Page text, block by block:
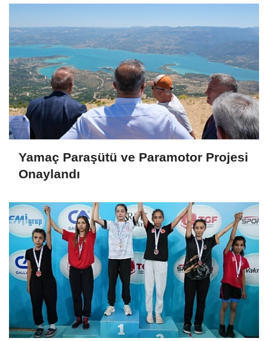
Yamaç Paraşütü ve Paramotor Projesi
Onaylandı